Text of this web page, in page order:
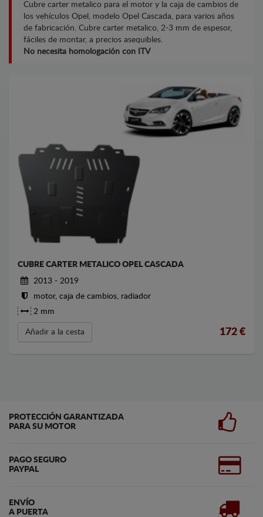
Cubre carter metalico para el motor y la caja de cambios de
los vehículos Opel, modelo Opel Cascada, para varios años
de fabricación. Cubre carter metalico, 2-3 mm de espesor,
fáciles de montar, a precios asequibles.
No necesita homologación con ITV
CUBRE CARTER METALICO OPEL CASCADA
2013 - 2019
motor, caja de cambios, radiador
2 mm
Añadir a la cesta 172 €
PROTECCIÓN GARANTIZADA
PARA SU MOTOR
PAGO SEGURO
PAYPAL
ENVÍO
A PUERTA